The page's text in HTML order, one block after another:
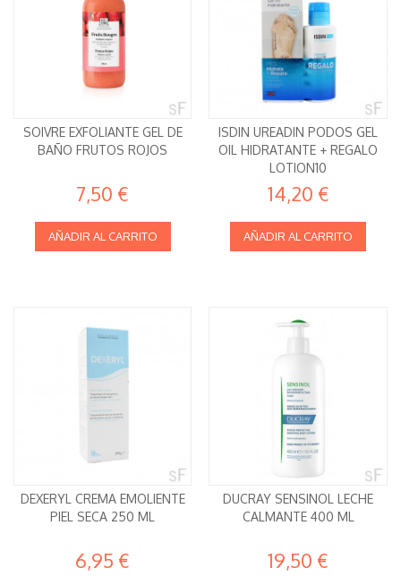
SOIVRE EXFOLIANTE GEL DE
BAÑO FRUTOS ROJOS
7,50 €
AÑADIR AL CARRITO
ISDIN UREADIN PODOS GEL
OIL HIDRATANTE + REGALO
LOTION10
14,20 €
AÑADIR AL CARRITO
DEXERYL CREMA EMOLIENTE
PIEL SECA 250 ML
6,95 €
DUCRAY SENSINOL LECHE
CALMANTE 400 ML
19,50 €